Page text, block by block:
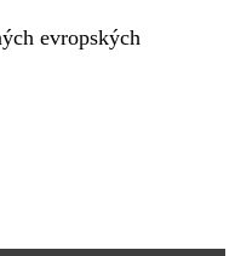
evropských